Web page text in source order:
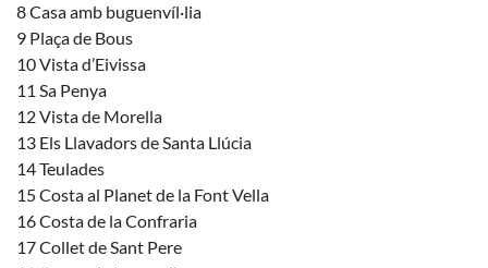
8 Casa amb buguenvíl·lia
9 Plaça de Bous
10 Vista d’Eivissa
11 Sa Penya
12 Vista de Morella
13 Els Llavadors de Santa Llúcia
14 Teulades
15 Costa al Planet de la Font Vella
16 Costa de la Confraria
17 Collet de Sant Pere